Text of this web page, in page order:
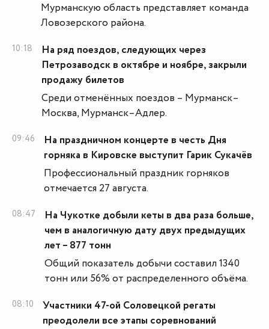
Мурманскую область представляет команда
Ловозерского района.
10:18
На ряд поездов, следующих через
Петрозаводск в октябре и ноябре, закрыли
продажу билетов
Среди отменённых поездов – Мурманск–
Москва, Мурманск–Адлер.
09:46
На праздничном концерте в честь Дня
горняка в Кировске выступит Гарик Сукачёв
Профессиональный праздник горняков
отмечается 27 августа.
08:47
На Чукотке добыли кеты в два раза больше,
чем в аналогичную дату двух предыдущих
лет – 877 тонн
Общий показатель добычи составил 1340
тонн или 56% от распределенного объёма.
08:10
Участники 47-ой Соловецкой регаты
преодолели все этапы соревнований